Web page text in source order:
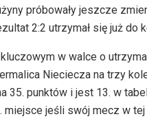
próbowały jeszcze
2:2 utrzymał się już do
w walce o
Nieciecza na trzy
35. punktów i jest 13. w
miejsce jeśli swój mecz w